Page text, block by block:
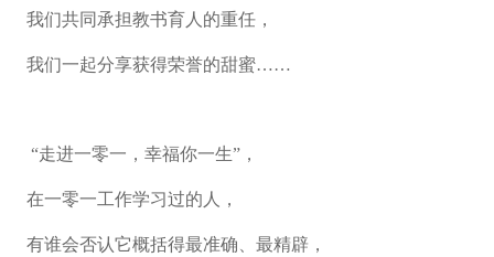
我们共同承担教书育人的重任，
我们一起分享获得荣誉的甜蜜……
“走进一零一，幸福你一生”，
在一零一工作学习过的人，
有谁会否认它概括得最准确、最精辟，